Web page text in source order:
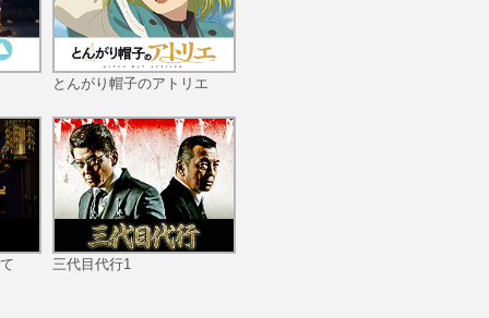
#12 自壊
#13 亀裂
とんがり帽子のアトリエ
三代目代行1